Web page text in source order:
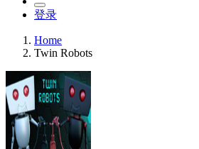
登录
Home
Twin Robots